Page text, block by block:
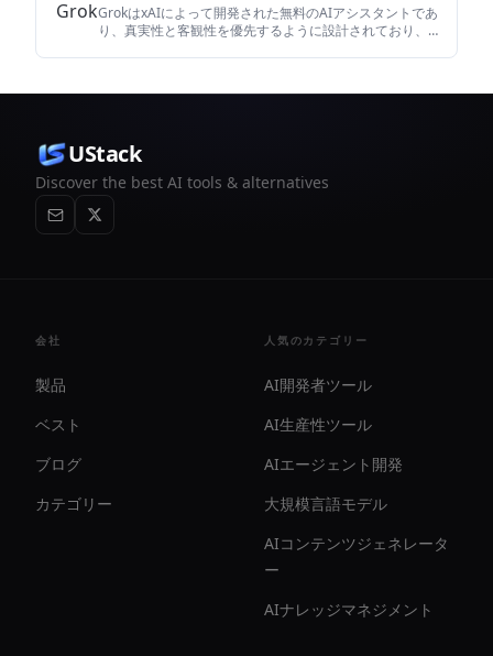
GrokはxAIによって開発された無料のAIアシスタントであ
り、真実性と客観性を優先するように設計されており、
UStack
Discover the best AI tools & alternatives
会社
製品
ベスト
ブログ
カテゴリー
人気のカテゴリー
AI開発者ツール
AI生産性ツール
AIエージェント開発
大規模言語モデル
AIコンテンツジェネレータ
ー
AIナレッジマネジメント